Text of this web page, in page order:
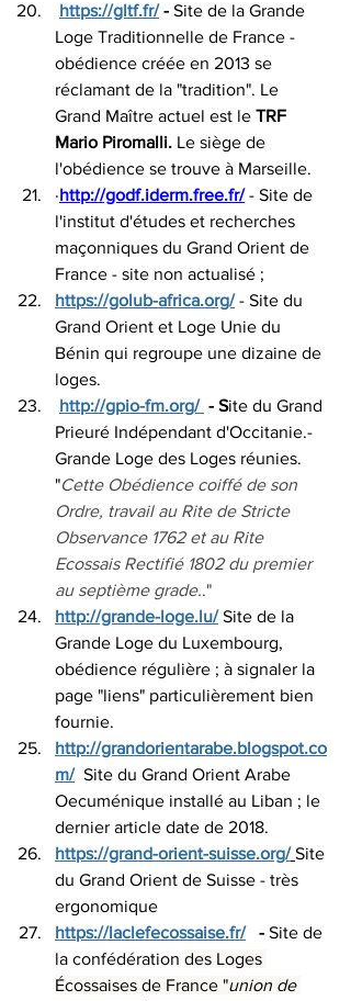
https://gltf.fr/ - Site de la Grande
Loge Traditionnelle de France -
obédience créée en 2013 se
réclamant de la "tradition". Le
Grand Maître actuel est le TRF
Mario Piromalli. Le siège de
l'obédience se trouve à Marseille.
·http://godf.iderm.free.fr/ - Site de
l'institut d'études et recherches
maçonniques du Grand Orient de
France - site non actualisé ;
https://golub-africa.org/ - Site du
Grand Orient et Loge Unie du
Bénin qui regroupe une dizaine de
loges.
http://gpio-fm.org/ - Site du Grand
Prieuré Indépendant d'Occitanie.-
Grande Loge des Loges réunies.
"Cette Obédience coiffé de son
Ordre, travail au Rite de Stricte
Observance 1762 et au Rite
Ecossais Rectifié 1802 du premier
au septième grade.."
http://grande-loge.lu/ Site de la
Grande Loge du Luxembourg,
obédience régulière ; à signaler la
page "liens" particulièrement bien
fournie.
http://grandorientarabe.blogspot.co
m/ Site du Grand Orient Arabe
Oecuménique installé au Liban ; le
dernier article date de 2018.
https://grand-orient-suisse.org/ Site
du Grand Orient de Suisse - très
ergonomique
https://laclefecossaise.fr/
   -
Site de
la confédération des Loges
Écossaises de France "union de